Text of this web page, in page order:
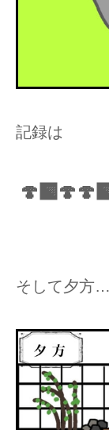
記録は
そして夕方…